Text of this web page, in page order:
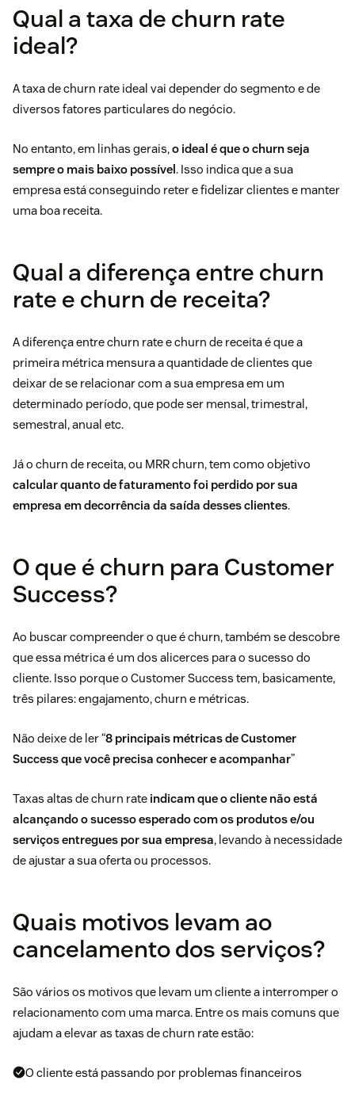
Qual a taxa de churn rate
ideal?
A taxa de churn rate ideal vai depender do segmento e de
diversos fatores particulares do negócio.
No entanto, em linhas gerais,o ideal é que o churn seja
sempre o mais baixo possível . Isso indica que a sua
empresa está conseguindo reter e fidelizar clientes e manter
uma boa receita.
Qual a diferença entre churn
rate e churn de receita?
A diferença entre churn rate e churn de receita é que a
primeira métrica mensura a quantidade de clientes que
deixar de se relacionar com a sua empresa em um
determinado período, que pode ser mensal, trimestral,
semestral, anual etc.
Já o churn de receita, ou MRR churn, tem como objetivo
calcular quanto de faturamento foi perdido por sua
empresa em decorrência da saída desses clientes.
O que é churn para Customer
Success?
Ao buscar compreender o que é churn, também se descobre
que essa métrica é um dos alicerces para o sucesso do
cliente. Isso porque o Customer Success tem, basicamente,
três pilares: engajamento, churn e métricas.
Não deixe de ler “8 principais métricas de Customer
Success que você precisa conhecer e acompanhar”
Taxas altas de churn rate indicam que o cliente não está
alcançando o sucesso esperado com os produtos e/ou
serviços entregues por sua empresa, levando à necessidade
de ajustar a sua oferta ou processos.
Quais motivos levam ao
cancelamento dos serviços?
São vários os motivos que levam um cliente a interromper o
relacionamento com uma marca. Entre os mais comuns que
ajudam a elevar as taxas de churn rate estão:
O cliente está passando por problemas financeiros